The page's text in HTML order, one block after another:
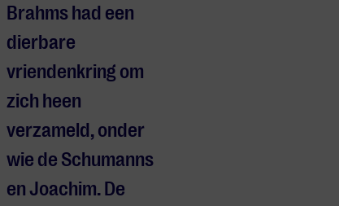
Brahms had een
dierbare
vriendenkring om
zich heen
verzameld, onder
wie de Schumanns
en Joachim. De